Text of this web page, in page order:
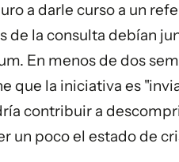
a darle curso a un
de la consulta debían
En menos de dos
que la iniciativa es
contribuir a
un poco el estado de